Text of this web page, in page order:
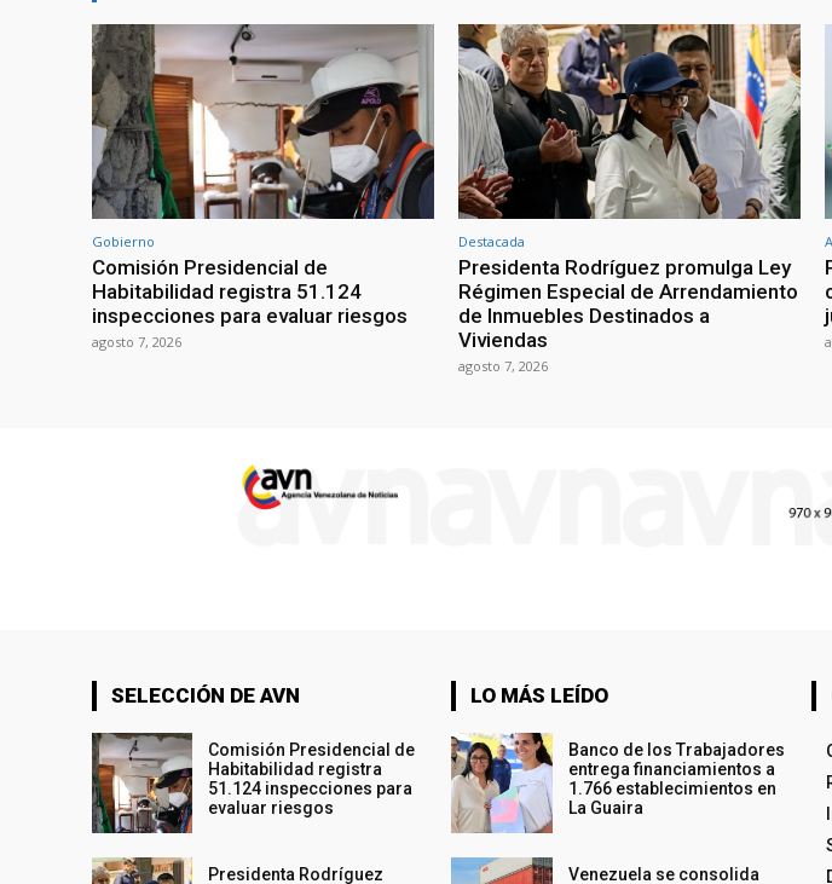
Gobierno
Comisión Presidencial de
Habitabilidad registra 51.124
inspecciones para evaluar riesgos
agosto 7, 2026
Destacada
Presidenta Rodríguez promulga Ley
Régimen Especial de Arrendamiento
de Inmuebles Destinados a
Viviendas
agosto 7, 2026
SELECCIÓN DE AVN
Comisión Presidencial de
Habitabilidad registra
51.124 inspecciones para
evaluar riesgos
Presidenta Rodríguez
LO MÁS LEÍDO
Banco de los Trabajadores
entrega financiamientos a
1.766 establecimientos en
La Guaira
Venezuela se consolida